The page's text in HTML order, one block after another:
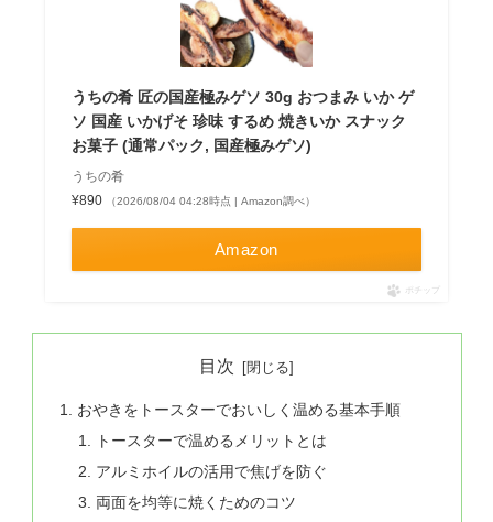
うちの肴 匠の国産極みゲソ 30g おつまみ いか ゲ
ソ 国産 いかげそ 珍味 するめ 焼きいか スナック
お菓子 (通常パック, 国産極みゲソ)
うちの肴
¥890
（2026/08/04 04:28時点 | Amazon調べ）
Amazon
ポチップ
目次
おやきをトースターでおいしく温める基本手順
トースターで温めるメリットとは
アルミホイルの活用で焦げを防ぐ
両面を均等に焼くためのコツ